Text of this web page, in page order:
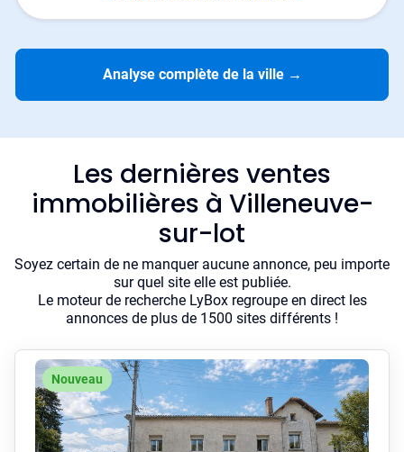
Analyse complète de la ville →
Les dernières ventes
immobilières à Villeneuve-
sur-lot
Soyez certain de ne manquer aucune annonce, peu importe
sur quel site elle est publiée.
Le moteur de recherche LyBox regroupe en direct les
annonces de plus de 1500 sites différents !
Nouveau